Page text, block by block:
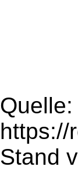
https://
Stand